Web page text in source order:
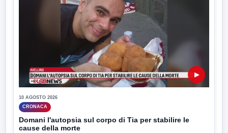
▶
10 AGOSTO 2026
CRONACA
Domani l'autopsia sul corpo di Tia per stabilire le
cause della morte